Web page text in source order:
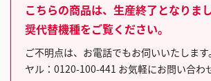
こちらの商品は、生産終了となりま
奨代替機種をご覧ください。
ご不明点は、お電話でもお伺いいたしま
ヤル：0120-100-441 お気軽にお問い合わ